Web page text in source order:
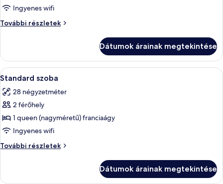
Ingyenes wifi
További részletek
Lakosztály
Dátumok árainak megtekintése
A
következő
szoba
összes
képének
megtekintése:
Standard
szoba
Egy szállodai szoba, amelyben
6
Standard szoba
28 négyzetméter
2 férőhely
1 queen (nagyméretű) franciaágy
Ingyenes wifi
További részletek
Standard
Dátumok árainak megtekintése